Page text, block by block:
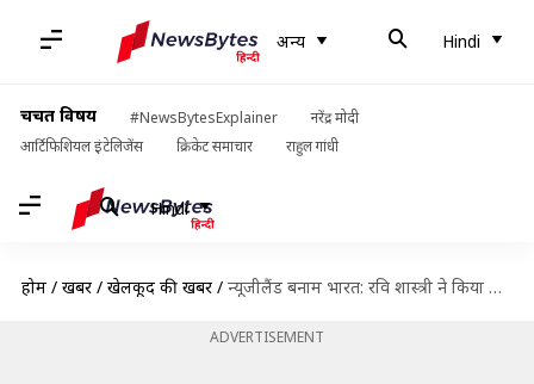
अन्य Hindi
चर्चित विषय #NewsBytesExplainer
नरेंद्र मोदी
आर्टिफिशियल इंटेलिजेंस
क्रिकेट समाचार राहुल गांधी
Hindi
होम / खबरें / खेलकूद की खबरें / न्यूजीलैंड बनाम भारत: रवि शास्त्री ने किया कंफर्म, दूसरे टेस्ट के लिए शॉ फिट
ADVERTISEMENT